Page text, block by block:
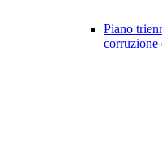
Piano
corruzione